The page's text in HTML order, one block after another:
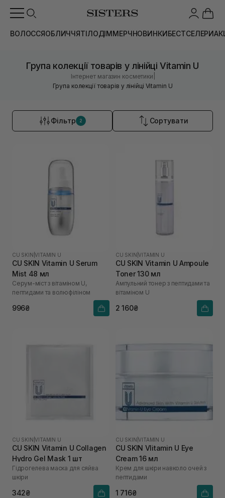
ВОЛОССЯОБЛИЧЧЯТІЛОДІММЕРЧНОВИНКИБЕСТСЕЛЕРИ
Група колекції товарів у лінійці Vitamin U
Інтернет магазин косметики
Група колекції товарів у лінійці Vitamin U
Фільтр 2 Сортувати
CU SKIN |VITAMIN U
CU SKIN Vitamin U Serum
Mist 48 мл
Серум-міст з вітаміном U,
пептидами та волюфіліном
996₴
CU SKIN |VITAMIN U
CU SKIN Vitamin U Ampoule
Toner 130 мл
Ампульний тонер з пептидами та
вітаміном U
2 160₴
CU SKIN |VITAMIN U
CU SKIN Vitamin U Collagen
Hydro Gel Mask 1 шт
Гідрогелева маска для сяйва
шкіри
342₴
CU SKIN |VITAMIN U
CU SKIN VIitamin U Eye
Cream 16 мл
Крем для шкіри навколо очей з
пептидами
1 716₴